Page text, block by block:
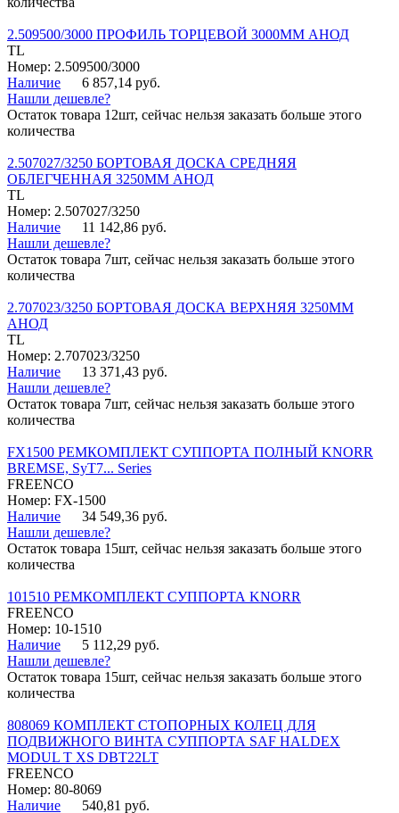
2.509500/3000 ПРОФИЛЬ ТОРЦЕВОЙ 3000ММ АНОД
TL
Номер: 2.509500/3000
Наличие
6 857,14 руб.
Нашли дешевле?
Остаток товара 12шт, сейчас нельзя заказать больше этого
количества
2.507027/3250 БОРТОВАЯ ДОСКА СРЕДНЯЯ
ОБЛЕГЧЕННАЯ 3250ММ АНОД
TL
Номер: 2.507027/3250
Наличие
11 142,86 руб.
Нашли дешевле?
Остаток товара 7шт, сейчас нельзя заказать больше этого
количества
2.707023/3250 БОРТОВАЯ ДОСКА ВЕРХНЯЯ 3250ММ
АНОД
TL
Номер: 2.707023/3250
Наличие
13 371,43 руб.
Нашли дешевле?
Остаток товара 7шт, сейчас нельзя заказать больше этого
количества
FX1500 РЕМКОМПЛЕКТ СУППОРТА ПОЛНЫЙ KNORR
BREMSE, SyT7... Series
FREENCO
Номер: FX-1500
Наличие
34 549,36 руб.
Нашли дешевле?
Остаток товара 15шт, сейчас нельзя заказать больше этого
количества
101510 РЕМКОМПЛЕКТ СУППОРТА KNORR
FREENCO
Номер: 10-1510
Наличие
5 112,29 руб.
Нашли дешевле?
Остаток товара 15шт, сейчас нельзя заказать больше этого
количества
808069 КОМПЛЕКТ СТОПОРНЫХ КОЛЕЦ ДЛЯ
ПОДВИЖНОГО ВИНТА СУППОРТА SAF HALDEX
MODUL T XS DBT22LT
FREENCO
Номер: 80-8069
Наличие
540,81 руб.